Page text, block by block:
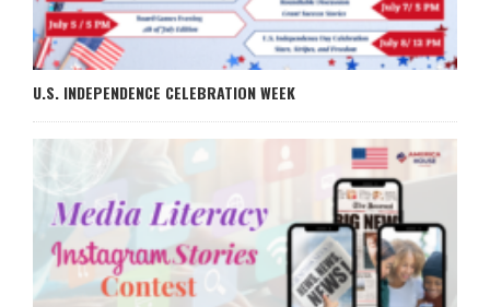
U.S. INDEPENDENCE CELEBRATION WEEK